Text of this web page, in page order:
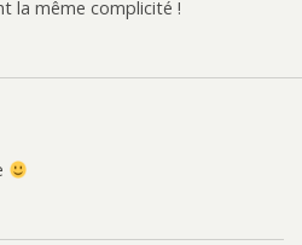
la même complicité !